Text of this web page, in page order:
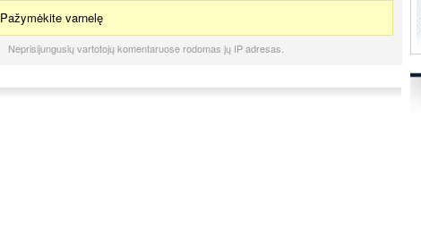
Pažymėkite varnelę
Neprisijungusių vartotojų komentaruose rodomas jų IP adresas.